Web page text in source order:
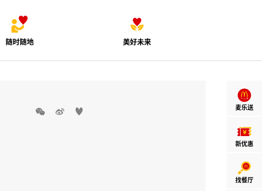
随时随地 美好未来
麦乐送
新优惠
找餐厅
  